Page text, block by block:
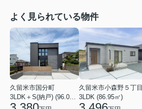
よく見られている物件
久留米市国分町
久留米市小森野５丁目
3LDK (86.95㎡)